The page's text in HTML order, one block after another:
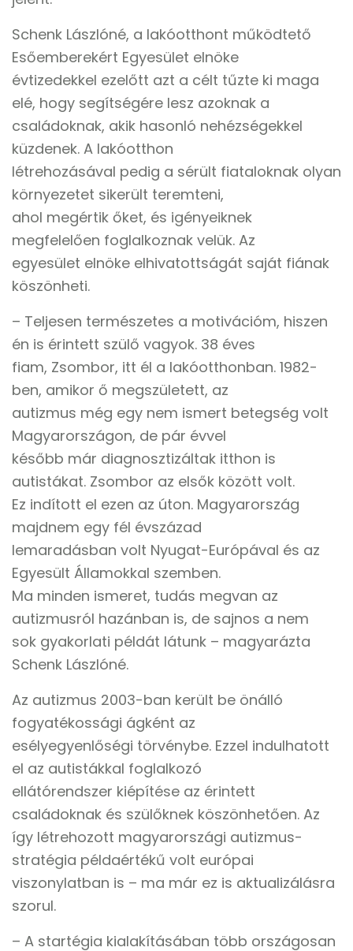
Schenk Lászlóné, a lakóotthont működtető
Esőemberekért Egyesület elnöke
évtizedekkel ezelőtt azt a célt tűzte ki maga
elé, hogy segítségére lesz azoknak a
családoknak, akik hasonló nehézségekkel
küzdenek. A lakóotthon
létrehozásával pedig a sérült fiataloknak olyan
környezetet sikerült teremteni,
ahol megértik őket, és igényeiknek
megfelelően foglalkoznak velük. Az
egyesület elnöke elhivatottságát saját fiának
köszönheti.
– Teljesen természetes a motivációm, hiszen
én is érintett szülő vagyok. 38 éves
fiam, Zsombor, itt él a lakóotthonban. 1982-
ben, amikor ő megszületett, az
autizmus még egy nem ismert betegség volt
Magyarországon, de pár évvel
később már diagnosztizáltak itthon is
autistákat. Zsombor az elsők között volt.
Ez indított el ezen az úton. Magyarország
majdnem egy fél évszázad
lemaradásban volt Nyugat-Európával és az
Egyesült Államokkal szemben.
Ma minden ismeret, tudás megvan az
autizmusról hazánban is, de sajnos a nem
sok gyakorlati példát látunk – magyarázta
Schenk Lászlóné.
Az autizmus 2003-ban került be önálló
fogyatékossági ágként az
esélyegyenlőségi törvénybe. Ezzel indulhatott
el az autistákkal foglalkozó
ellátórendszer kiépítése az érintett
családoknak és szülőknek köszönhetően. Az
így létrehozott magyarországi autizmus-
stratégia példaértékű volt európai
viszonylatban is – ma már ez is aktualizálásra
szorul.
– A startégia kialakításában több országosan